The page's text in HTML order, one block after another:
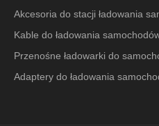
Akcesoria do stacji ładowania
Kable do ładowania
Przenośne ładowarki do
Adaptery do ładowania